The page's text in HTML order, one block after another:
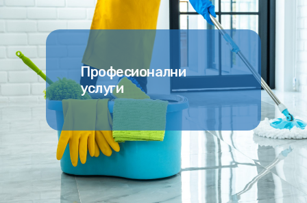
Професионални
услуги